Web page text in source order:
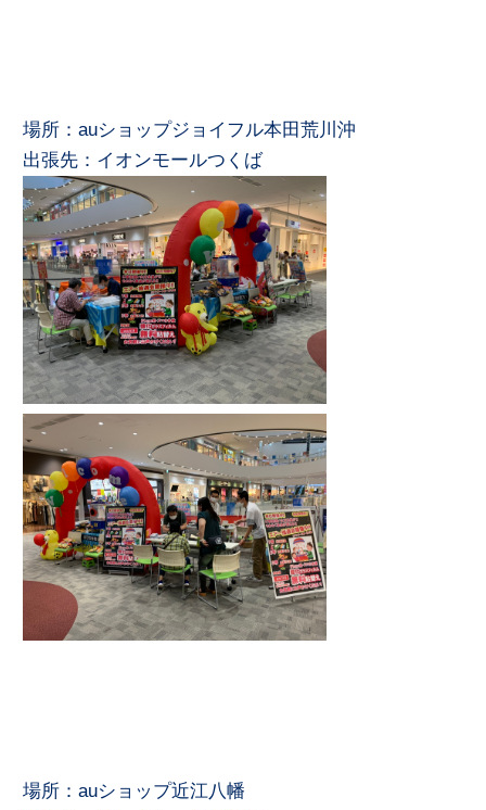
場所：auショップジョイフル本田荒川沖
出張先：イオンモールつくば
場所：auショップ近江八幡